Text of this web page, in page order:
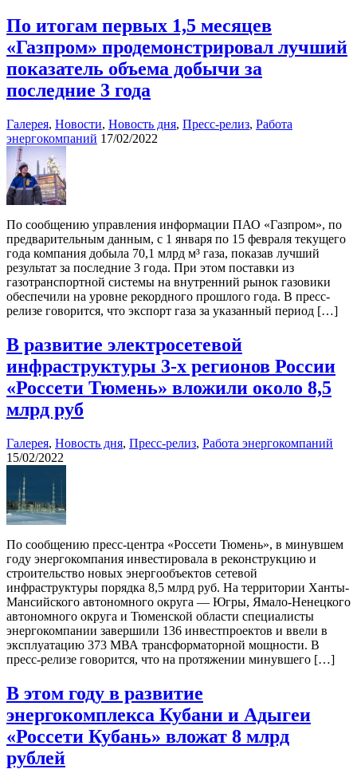
По итогам первых 1,5 месяцев
«Газпром» продемонстрировал лучший
показатель объема добычи за
последние 3 года
Галерея, Новости, Новость дня, Пресс-релиз, Работа
энергокомпаний 17/02/2022
По сообщению управления информации ПАО «Газпром», по
предварительным данным, с 1 января по 15 февраля текущего
года компания добыла 70,1 млрд м³ газа, показав лучший
результат за последние 3 года. При этом поставки из
газотранспортной системы на внутренний рынок газовики
обеспечили на уровне рекордного прошлого года. В пресс-
релизе говорится, что экспорт газа за указанный период […]
В развитие электросетевой
инфраструктуры 3-х регионов России
«Россети Тюмень» вложили около 8,5
млрд руб
Галерея, Новость дня, Пресс-релиз, Работа энергокомпаний
15/02/2022
По сообщению пресс-центра «Россети Тюмень», в минувшем
году энергокомпания инвестировала в реконструкцию и
строительство новых энергообъектов сетевой
инфраструктуры порядка 8,5 млрд руб. На территории Ханты-
Мансийского автономного округа — Югры, Ямало-Ненецкого
автономного округа и Тюменской области специалисты
энергокомпании завершили 136 инвестпроектов и ввели в
эксплуатацию 373 МВА трансформаторной мощности. В
пресс-релизе говорится, что на протяжении минувшего […]
В этом году в развитие
энергокомплекса Кубани и Адыгеи
«Россети Кубань» вложат 8 млрд
рублей